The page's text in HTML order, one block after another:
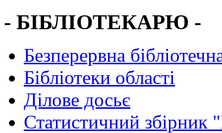
- БІБЛІОТЕКАРЮ -
Безперервна
Бібліотеки області
Ділове досьє
Статистичний